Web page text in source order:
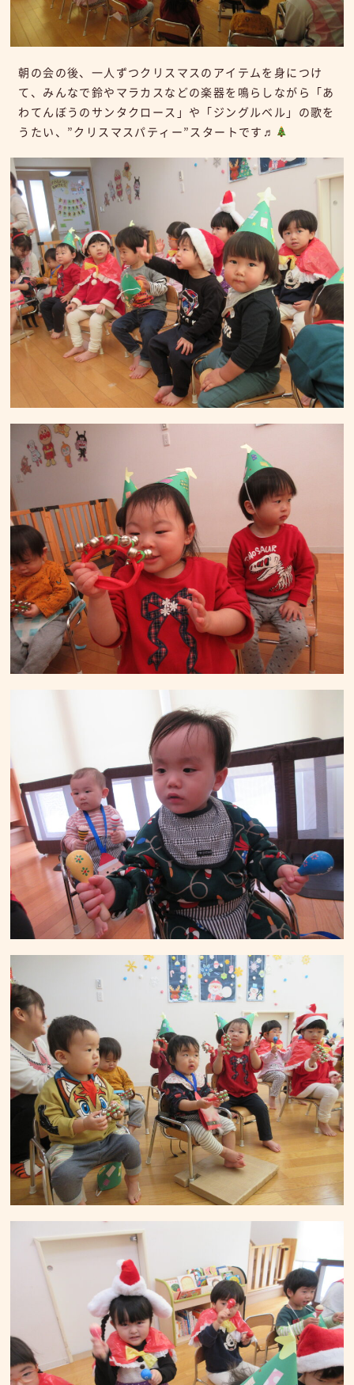
朝の会の後、一人ずつクリスマスのアイテムを身につけ
て、みんなで鈴やマラカスなどの楽器を鳴らしながら「あ
わてんぼうのサンタクロース」や「ジングルベル」の歌を
うたい、”クリスマスパティー”スタートです♬